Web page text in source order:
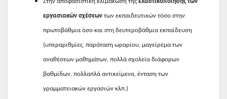
εργασιακών σχέσεωντων εκπαιδευτικών τόσο στην
πρωτοβάθμια όσο και στη δευτεροβάθμια εκπαίδευση
(υπεραριθμίες, παράταση ωραρίου, μαγείρεμα των
αναθέσεων μαθημάτων, πολλά σχολεία διάφορων
βαθμίδων, πολλαπλά αντικείμενα, ένταση των
γραμματειακών εργασιών κλπ.)